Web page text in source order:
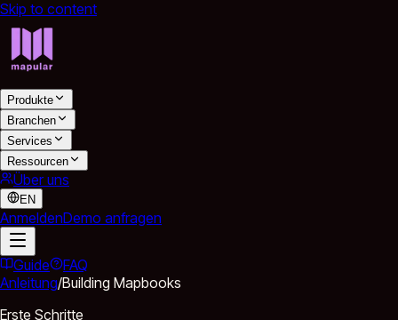
Skip to content
Produkte
Branchen
Services
Ressourcen
Über uns
EN
AnmeldenDemo anfragen
Guide
FAQ
Anleitung/Building Mapbooks
Erste Schritte